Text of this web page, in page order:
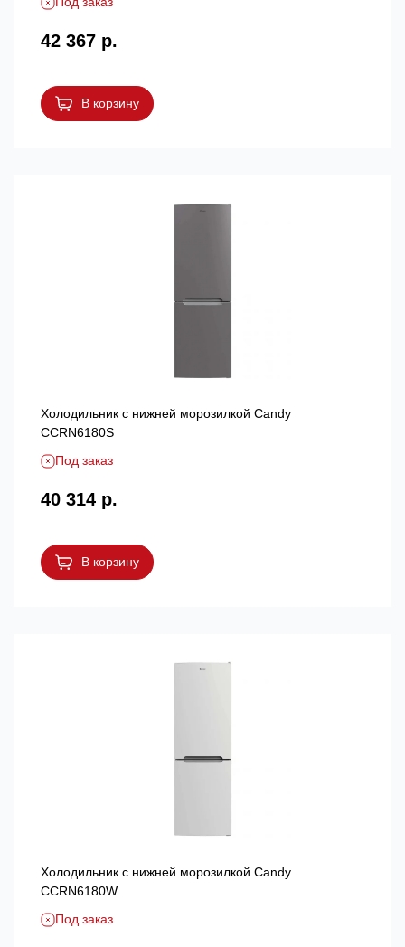
42 367 р.
В корзину
Холодильник с нижней морозилкой Candy
CCRN6180S
Под заказ
40 314 р.
В корзину
Холодильник с нижней морозилкой Candy
CCRN6180W
Под заказ